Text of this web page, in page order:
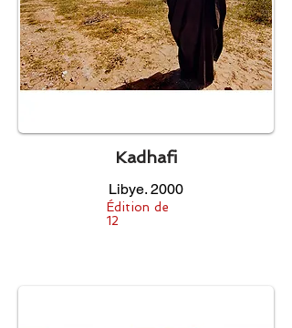
Kadhafi
Libye. 2000
Édition de
12